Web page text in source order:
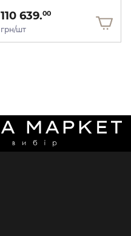
110 639.00
грн/шт